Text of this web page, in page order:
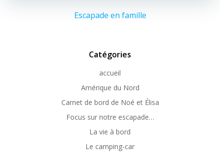
Escapade en famille
Catégories
accueil
Amérique du Nord
Carnet de bord de Noé et Élisa
Focus sur notre escapade…
La vie à bord
Le camping-car